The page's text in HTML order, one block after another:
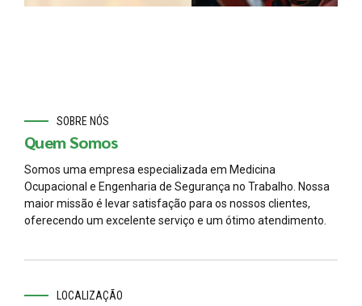
SOBRE NÓS
Quem Somos
Somos uma empresa especializada em Medicina
Ocupacional e Engenharia de Segurança no Trabalho. Nossa
maior missão é levar satisfação para os nossos clientes,
oferecendo um excelente serviço e um ótimo atendimento.
LOCALIZAÇÃO